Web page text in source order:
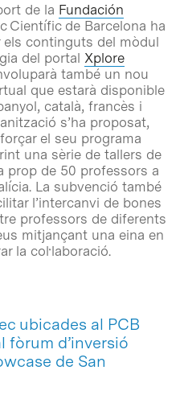
de la Fundación
Científic de Barcelona ha
els continguts del mòdul
del portal Xplore
també un nou
que estarà disponible
català, francès i
s’ha proposat,
el seu programa
una sèrie de tallers de
prop de 50 professors a
La subvenció també
l’intercanvi de bones
professors de diferents
mitjançant una eina en
la col·laboració.
ubicades al PCB
fòrum d’inversió
de San